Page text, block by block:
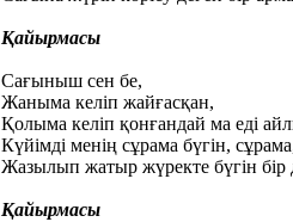
Қайырмасы
Сағыныш сен бе,
Жаныма келіп жайғасқан,
Қолыма келіп қонғандай ма еді
Күйімді менің сұрама бүгін,
Жазылып жатыр жүректе бүгін бір
Қайырмасы